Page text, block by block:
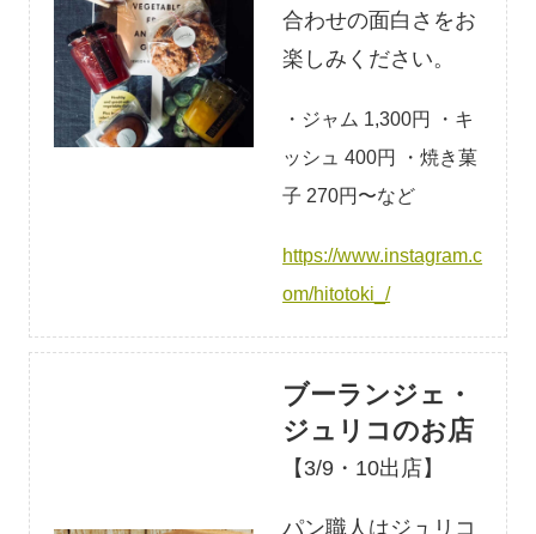
合わせの面白さをお
楽しみください。
・ジャム 1,300円 ・キ
ッシュ 400円 ・焼き菓
子 270円〜など
https://www.instagram.c
om/hitotoki_/
ブーランジェ・
ジュリコのお店
【3/9・10出店】
パン職人はジュリコ